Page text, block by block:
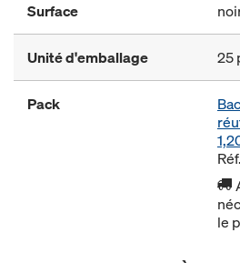
Surface
Unité d'emballage 25
Pack
le